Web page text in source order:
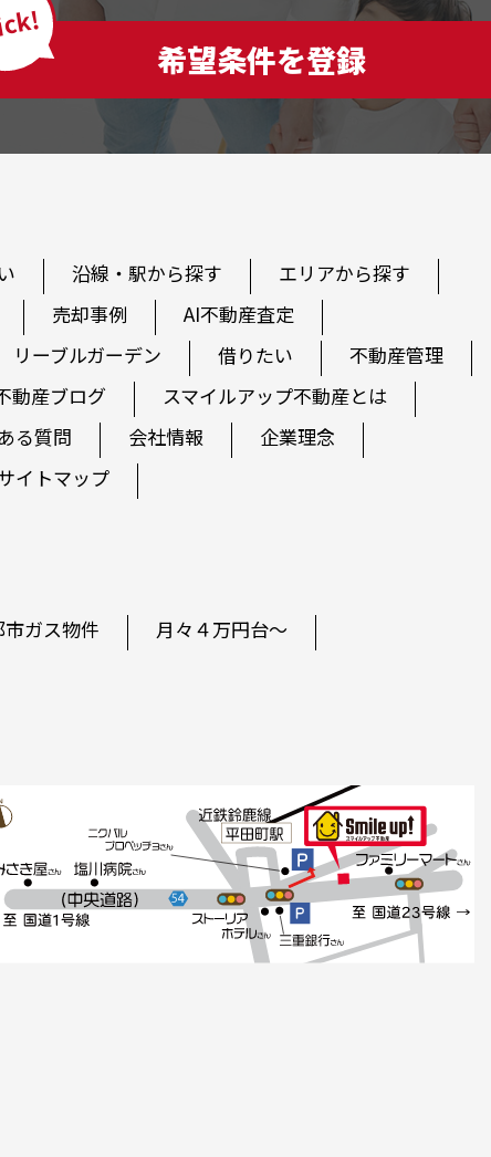
希望条件を登録
沿線・駅から探す
エリアから探す
売却事例
AI不動産査定
リーブルガーデン 借りたい
不動産管理
動産ブログ
スマイルアップ不動産とは
る質問 会社情報
企業理念
イトマップ
市ガス物件
月々４万円台～